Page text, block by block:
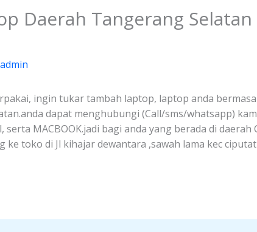
Daerah Tangerang
admin
ingin tukar tambah laptop, laptop anda
dapat menghubungi (Call/sms/whatsapp)
serta MACBOOK.jadi bagi anda yang berada di
ke toko di Jl kihajar dewantara ,sawah lama kec